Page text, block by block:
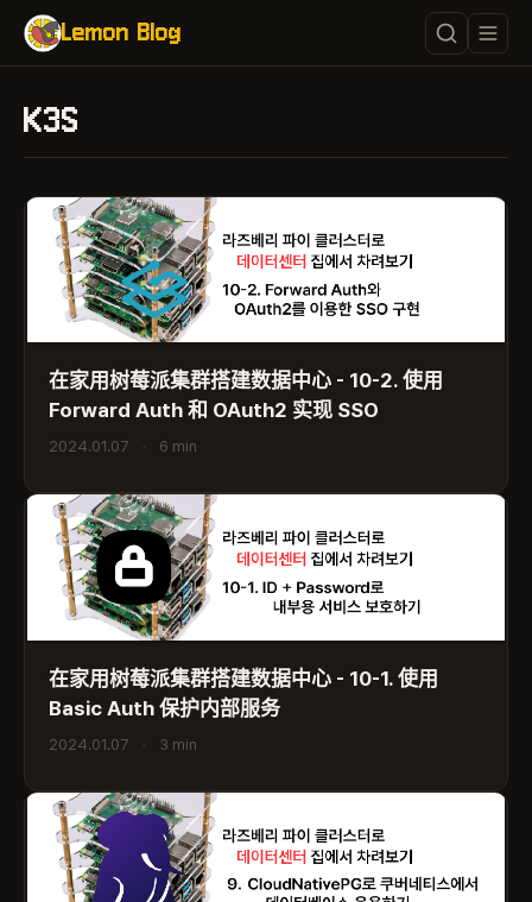
Lemon Blog
K3S
在家用树莓派集群搭建数据中心 - 10-2. 使用
Forward Auth 和 OAuth2 实现 SSO
2024.01.07 6 min
在家用树莓派集群搭建数据中心 - 10-1. 使用
Basic Auth 保护内部服务
2024.01.07 3 min